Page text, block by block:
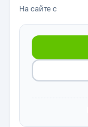
На сайте с